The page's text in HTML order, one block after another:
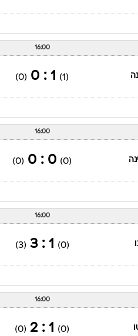
16:00
(1)
1 : 0
(0)
16:00
(0)
0 : 0
(0)
16:00
(0)
1 : 3
(3)
16:00
(0)
1 : 2
(0)